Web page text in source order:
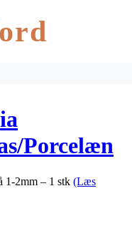
Porcelæn
Tus
1-2mm – 1 stk (Læs